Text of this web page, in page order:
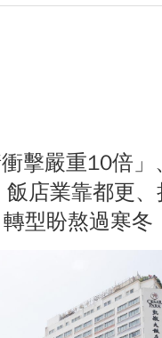
衝擊嚴重10倍
店業靠都更、
轉型盼熬過寒冬